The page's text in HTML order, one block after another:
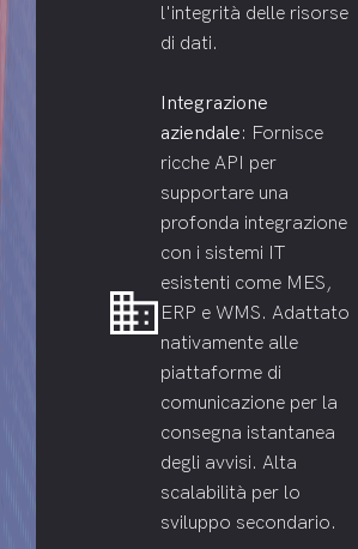
l'integrità delle risorse
di dati.
domain
Integrazione
aziendale: Fornisce
ricche API per
supportare una
profonda integrazione
con i sistemi IT
esistenti come MES,
ERP e WMS. Adattato
nativamente alle
piattaforme di
comunicazione per la
consegna istantanea
degli avvisi. Alta
scalabilità per lo
sviluppo secondario.